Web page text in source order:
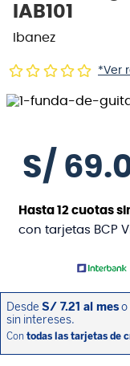
IAB101
Ibanez
*Ver
S/ 69.
Hasta12 cuotas
con tarjetas BCP